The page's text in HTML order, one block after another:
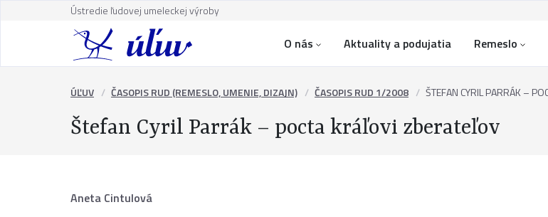
Ústredie ľudovej umeleckej výroby
O nás Aktuality a podujatia Remeslo
ÚĽUV ČASOPIS RUD (REMESLO, UMENIE, DIZAJN) ČASOPIS RUD 1/2008 ŠTEFAN CYRIL PARRÁK –
Štefan Cyril Parrák – pocta kráľovi zberateľov
Aneta Cintulová